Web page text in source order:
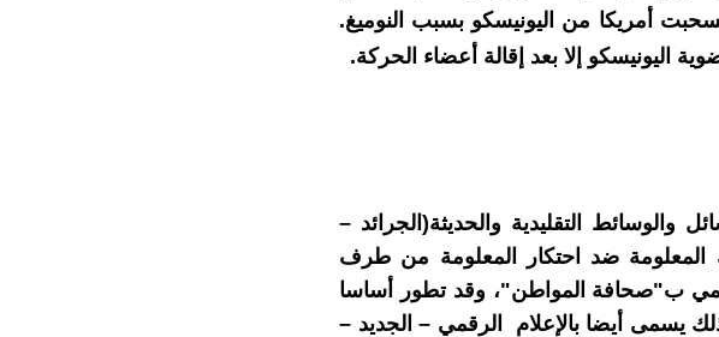
أمريكا من اليونيسكو بسبب النوميغ.
إلا بعد إقالة أعضاء الحركة.
والوسائط التقليدية والحديثة(الجرائد –
المعلومة ضد احتكار المعلومة من طرف
ب"صحافة المواطن"، وقد تطور أساسا
يسمى أيضا بالإعلام الرقمي – الجديد –